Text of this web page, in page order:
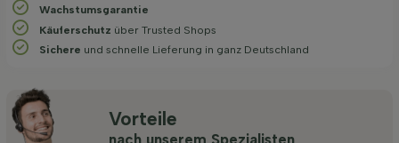
Wachstums­garantie
Käuferschutz über Trusted Shops
Sichere und schnelle Lieferung in ganz Deutschland
Vorteile